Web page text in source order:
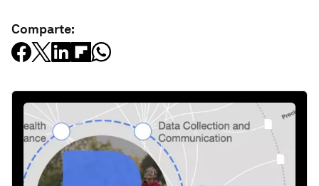
Comparte: